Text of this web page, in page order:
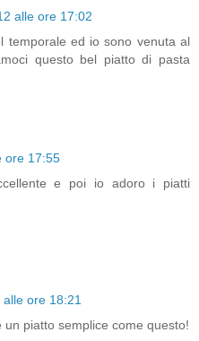
alle ore 17:02
temporale ed io sono venuta al
questo bel piatto di pasta
ore 17:55
e poi io adoro i piatti
ore 18:21
piatto semplice come questo!